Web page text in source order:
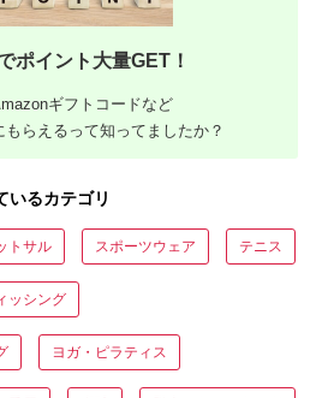
ポイント大量GET！
ギフトコードなど
らえるって知ってましたか？
いるカテゴリ
トサル スポーツウェア テニス
ッシング
ヨガ・ピラティス